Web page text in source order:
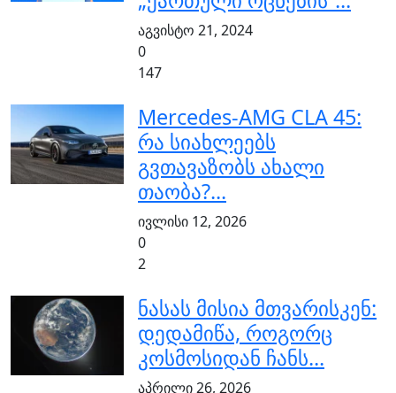
აგვისტო 21, 2024
0
147
Mercedes-AMG CLA 45:
რა სიახლეებს
გვთავაზობს ახალი
თაობა?...
ივლისი 12, 2026
0
2
ნასას მისია მთვარისკენ:
დედამიწა, როგორც
კოსმოსიდან ჩანს...
აპრილი 26, 2026